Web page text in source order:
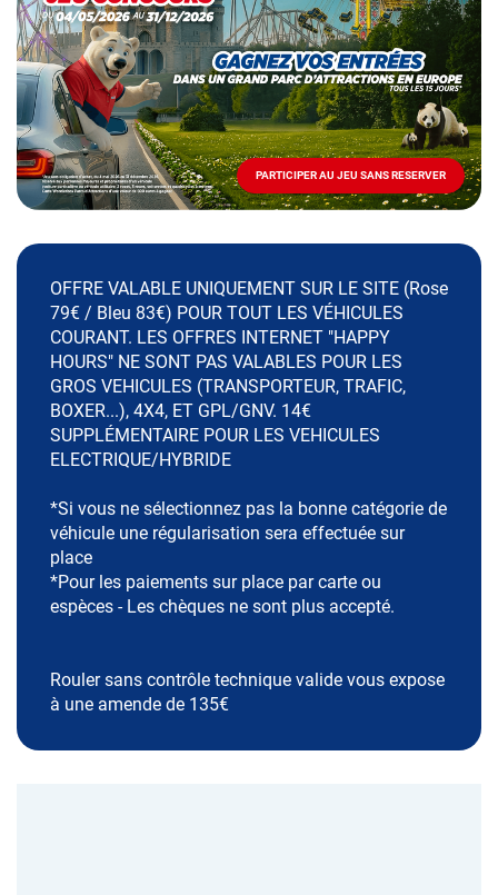
Mai
-
Décembre
2026
Locations
PARTICIPER AU JEU SANS RESERVER
PARTICIPER
AU
JEU
RESERVER
OFFRE VALABLE UNIQUEMENT SUR LE SITE (Rose
79€ / Bleu 83€) POUR TOUT LES VÉHICULES
COURANT. LES OFFRES INTERNET "HAPPY
HOURS" NE SONT PAS VALABLES POUR LES
GROS VEHICULES (TRANSPORTEUR, TRAFIC,
BOXER...), 4X4, ET GPL/GNV. 14€
SUPPLÉMENTAIRE POUR LES VEHICULES
ELECTRIQUE/HYBRIDE
*Si vous ne sélectionnez pas la bonne catégorie de
véhicule une régularisation sera effectuée sur
place
*Pour les paiements sur place par carte ou
espèces - Les chèques ne sont plus accepté.
Rouler sans contrôle technique valide vous expose
à une amende de 135€